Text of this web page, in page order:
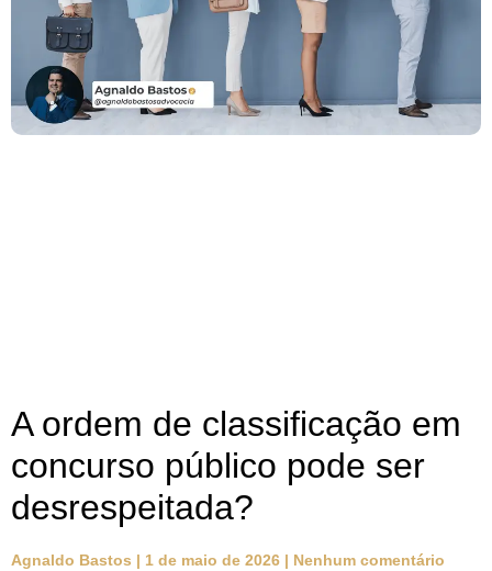
A ordem de classificação em
concurso público pode ser
desrespeitada?
Agnaldo Bastos 1 de maio de 2026 Nenhum comentário